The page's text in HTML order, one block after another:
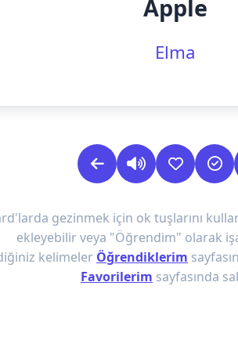
Apple
Elma
gezinmek için ok tuşlarını
ekleyebilir veya "Öğrendim" olarak
kelimeler Öğrendiklerim
Favorilerim sayfasında